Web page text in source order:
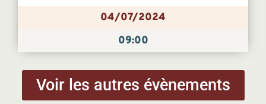
04/07/2024
09:00
Voir les autres évènements